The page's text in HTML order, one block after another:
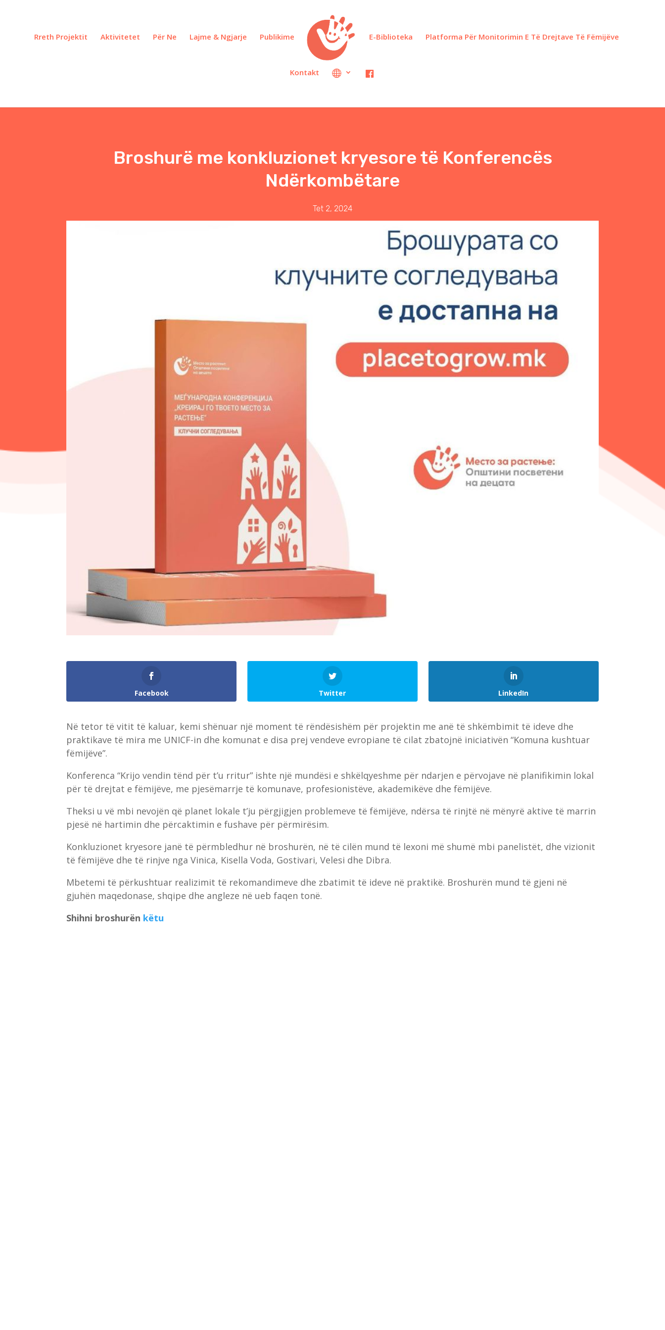
Rreth Projektit Aktivitetet Për Ne Lajme & Ngjarje Publikime E-Biblioteka Platforma Për Monitorimin E Të Drejtave Të Fëmijëve
Kontakt
Broshurë me konkluzionet kryesore të Konferencës
Ndërkombëtare
Tet 2, 2024
Facebook Twitter LinkedIn
Në tetor të vitit të kaluar, kemi shënuar një moment të rëndësishëm për projektin me anë të shkëmbimit të ideve dhe
praktikave të mira me UNICF-in dhe komunat e disa prej vendeve evropiane të cilat zbatojnë iniciativën “Komuna kushtuar
fëmijëve”.
Konferenca “Krijo vendin tënd për t’u rritur” ishte një mundësi e shkëlqyeshme për ndarjen e përvojave në planifikimin lokal
për të drejtat e fëmijëve, me pjesëmarrje të komunave, profesionistëve, akademikëve dhe fëmijëve.
Theksi u vë mbi nevojën që planet lokale t’ju përgjigjen problemeve të fëmijëve, ndërsa të rinjtë në mënyrë aktive të marrin
pjesë në hartimin dhe përcaktimin e fushave për përmirësim.
Konkluzionet kryesore janë të përmbledhur në broshurën, në të cilën mund të lexoni më shumë mbi panelistët, dhe vizionit
të fëmijëve dhe të rinjve nga Vinica, Kisella Voda, Gostivari, Velesi dhe Dibra.
Mbetemi të përkushtuar realizimit të rekomandimeve dhe zbatimit të ideve në praktikë. Broshurën mund të gjeni në
gjuhën maqedonase, shqipe dhe angleze në ueb faqen tonë.
Shihni broshurën këtu